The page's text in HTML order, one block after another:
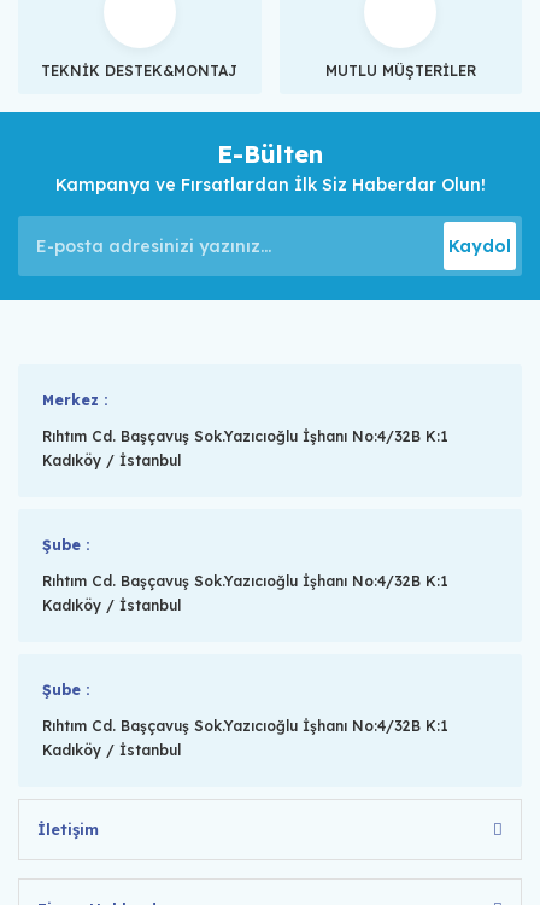
TEKNİK DESTEK&MONTAJ MUTLU MÜŞTERİLER
E-Bülten
Kampanya ve Fırsatlardan İlk Siz Haberdar Olun!
Kaydol
Merkez :
Rıhtım Cd. Başçavuş Sok.Yazıcıoğlu İşhanı No:4/32B K:1
Kadıköy / İstanbul
Şube :
Rıhtım Cd. Başçavuş Sok.Yazıcıoğlu İşhanı No:4/32B K:1
Kadıköy / İstanbul
Şube :
Rıhtım Cd. Başçavuş Sok.Yazıcıoğlu İşhanı No:4/32B K:1
Kadıköy / İstanbul
İletişim